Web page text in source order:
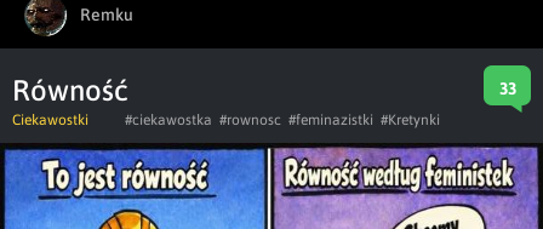
Remku
Równość 33
Ciekawostki #ciekawostka #rownosc #feminazistki #Kretynki